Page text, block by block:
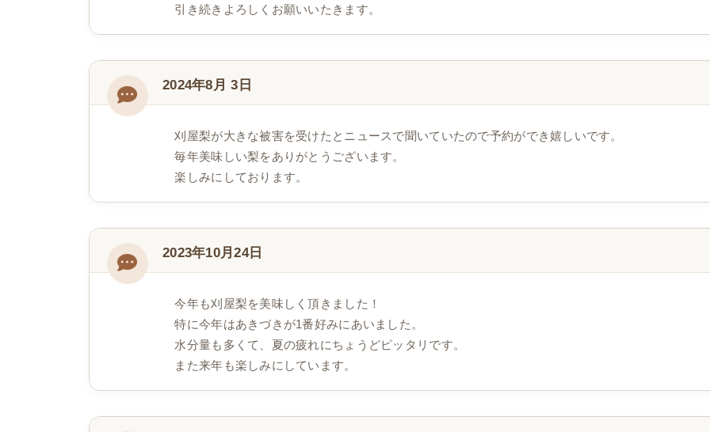
引き続きよろしくお願いいたきます。
2024年8月 3日
刈屋梨が大きな被害を受けたとニュースで聞いていたので予約ができ嬉しいです。
毎年美味しい梨をありがとうございます。
楽しみにしております。
2023年10月24日
今年も刈屋梨を美味しく頂きました！
特に今年はあきづきが1番好みにあいました。
水分量も多くて、夏の疲れにちょうどピッタリです。
また来年も楽しみにしています。